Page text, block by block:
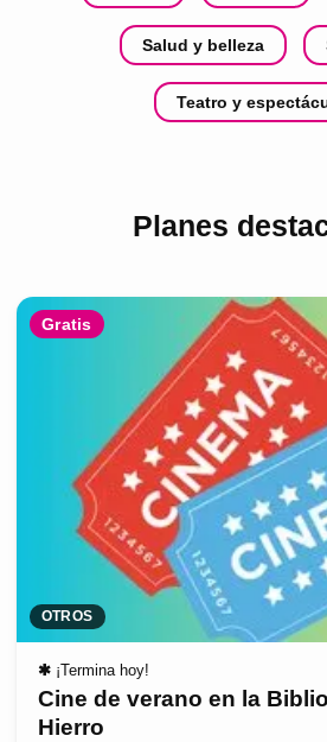
Salud y belleza
Teatro y
Planes
Gratis
OTROS
✱ ¡Termina hoy!
Cine de verano en la
Hierro